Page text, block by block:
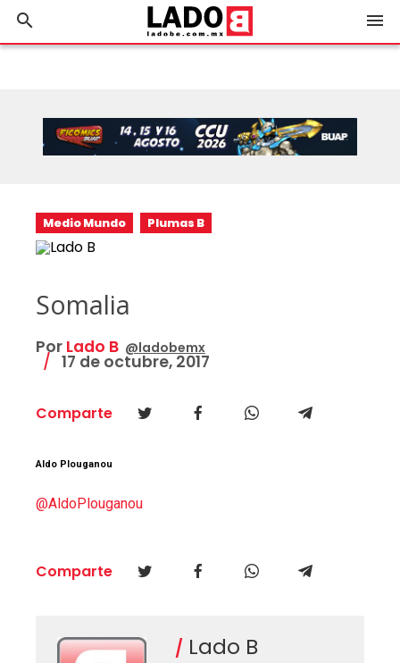
search menu
Medio Mundo Plumas B
Somalia
Por Lado B @ladobemx
17 de octubre, 2017
Comparte
Aldo Plouganou
@AldoPlouganou
Comparte
Lado B